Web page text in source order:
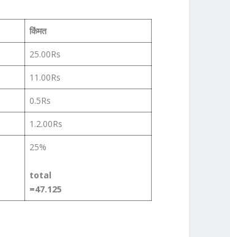
किंमत
25.00Rs
11.00Rs
0.5Rs
1.2.00Rs
25%
total
=47.125